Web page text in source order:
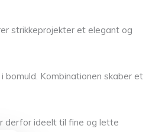
strikkeprojekter et elegant og
bomuld. Kombinationen skaber et
derfor ideelt til fine og lette